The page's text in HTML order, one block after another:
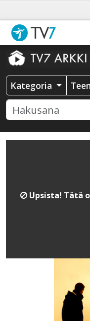
Kategoria
Upsista! Tätä